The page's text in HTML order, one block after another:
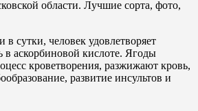
сутки, человек удовлетворяет
в аскорбиновой кислоте. Ягоды
кроветворения, разжижают кровь,
развитие инсультов и